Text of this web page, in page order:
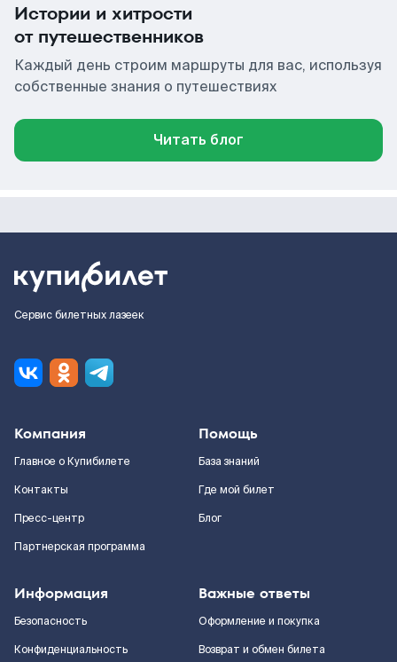
Истории и хитрости
от путешественников
Каждый день строим маршруты для вас, используя
собственные знания о путешествиях
Читать блог
Сервис билетных лазеек
Компания
Главное о Купибилете
Контакты
Пресс-центр
Партнерская программа
Помощь
База знаний
Где мой билет
Блог
Информация
Безопасность
Конфиденциальность
Важные ответы
Оформление и покупка
Возврат и обмен билета